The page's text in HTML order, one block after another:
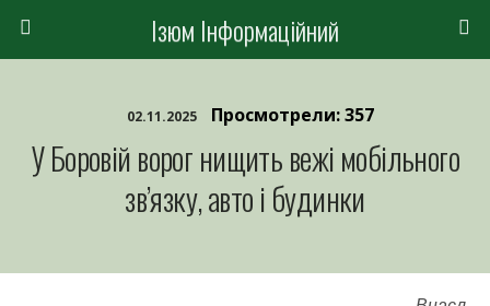
Ізюм Інформаційний
02.11.2025 Просмотрели: 357
У Боровій ворог нищить вежі мобільного
зв’язку, авто і будинки